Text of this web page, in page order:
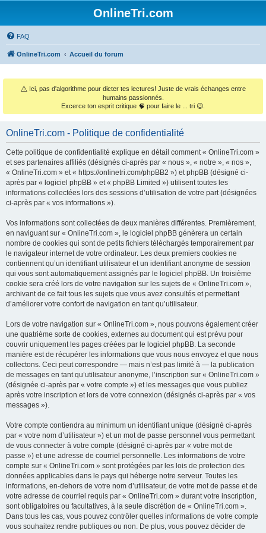
OnlineTri.com
FAQ
OnlineTri.com Accueil du forum
⚠️ Ici, pas d'algorithme pour dicter tes lectures! Juste de vrais échanges entre
humains passionnés.
Excerce ton esprit critique 🧠 pour faire le ... tri 😉.
OnlineTri.com - Politique de confidentialité
Cette politique de confidentialité explique en détail comment « OnlineTri.com »
et ses partenaires affiliés (désignés ci-après par « nous », « notre », « nos »,
« OnlineTri.com » et « https://onlinetri.com/phpBB2 ») et phpBB (désigné ci-
après par « logiciel phpBB » et « phpBB Limited ») utilisent toutes les
informations collectées lors des sessions d’utilisation de votre part (désignées
ci-après par « vos informations »).
Vos informations sont collectées de deux manières différentes. Premièrement,
en naviguant sur « OnlineTri.com », le logiciel phpBB génèrera un certain
nombre de cookies qui sont de petits fichiers téléchargés temporairement par
le navigateur internet de votre ordinateur. Les deux premiers cookies ne
contiennent qu’un identifiant utilisateur et un identifiant anonyme de session
qui vous sont automatiquement assignés par le logiciel phpBB. Un troisième
cookie sera créé lors de votre navigation sur les sujets de « OnlineTri.com »,
archivant de ce fait tous les sujets que vous avez consultés et permettant
d’améliorer votre confort de navigation en tant qu’utilisateur.
Lors de votre navigation sur « OnlineTri.com », nous pouvons également créer
une quatrième sorte de cookies, externes au document qui est prévu pour
couvrir uniquement les pages créées par le logiciel phpBB. La seconde
manière est de récupérer les informations que vous nous envoyez et que nous
collectons. Ceci peut correspondre — mais n’est pas limité à — la publication
de messages en tant qu’utilisateur anonyme, l’inscription sur « OnlineTri.com »
(désignée ci-après par « votre compte ») et les messages que vous publiez
après votre inscription et lors de votre connexion (désignés ci-après par « vos
messages »).
Votre compte contiendra au minimum un identifiant unique (désigné ci-après
par « votre nom d’utilisateur ») et un mot de passe personnel vous permettant
de vous connecter à votre compte (désigné ci-après par « votre mot de
passe ») et une adresse de courriel personnelle. Les informations de votre
compte sur « OnlineTri.com » sont protégées par les lois de protection des
données applicables dans le pays qui héberge notre serveur. Toutes les
informations, en-dehors de votre nom d’utilisateur, de votre mot de passe et de
votre adresse de courriel requis par « OnlineTri.com » durant votre inscription,
sont obligatoires ou facultatives, à la seule discrétion de « OnlineTri.com ».
Dans tous les cas, vous pouvez contrôler quelles informations de votre compte
vous souhaitez rendre publiques ou non. De plus, vous pouvez décider de